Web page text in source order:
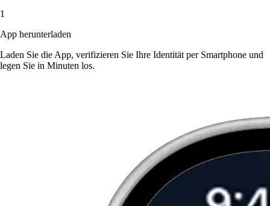
1
App herunterladen
Laden Sie die App, verifizieren Sie Ihre Identität per Smartphone und
legen Sie in Minuten los.